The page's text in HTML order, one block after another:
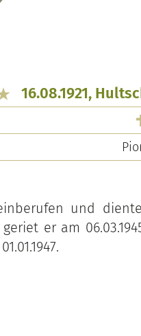
16.08.1921,
und
er am